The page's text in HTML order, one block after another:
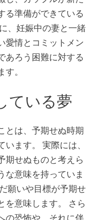
る準備ができている
、妊娠中の妻と一緒
愛情とコミットメン
あろう困難に対する
。
ている夢
とは、予期せぬ時期
ます。 実際には、
期せぬものと考えら
な意味を持っていま
願いや目標が予期せ
を意味します。 さら